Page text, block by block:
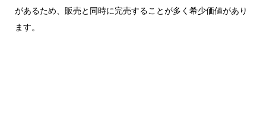
があるため、販売と同時に完売することが多く希少価値があり
ます。